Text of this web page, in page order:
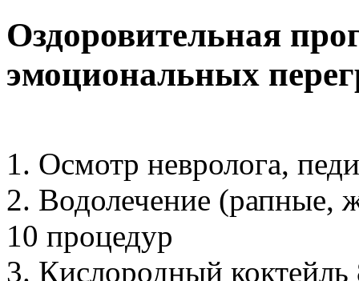
Оздоровительная
эмоциональных
1. Осмотр невролога,
2. Водолечение
10 процедур
3. Кислородный